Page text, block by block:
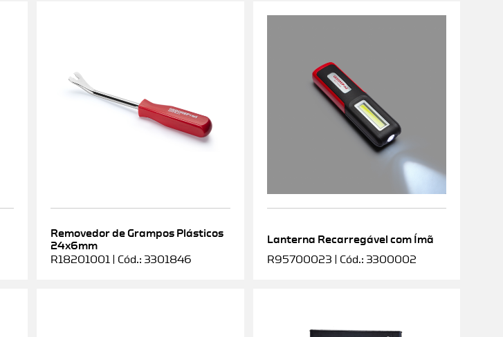
Removedor de Grampos Plásticos
24x6mm
R18201001 | Cód.: 3301846
Lanterna Recarregável com Ímã
R95700023 | Cód.: 3300002